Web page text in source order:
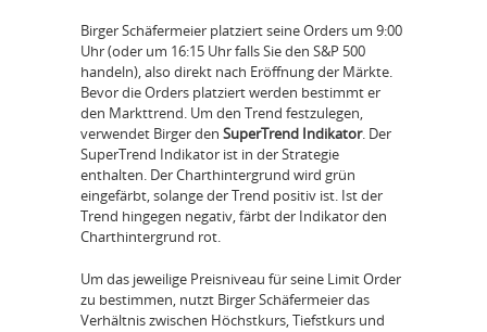
Birger Schäfermeier platziert seine Orders um 9:00
Uhr (oder um 16:15 Uhr falls Sie den S&P 500
handeln), also direkt nach Eröffnung der Märkte.
Bevor die Orders platziert werden bestimmt er
den Markttrend. Um den Trend festzulegen,
verwendet Birger den SuperTrend Indikator. Der
SuperTrend Indikator ist in der Strategie
enthalten. Der Charthintergrund wird grün
eingefärbt, solange der Trend positiv ist. Ist der
Trend hingegen negativ, färbt der Indikator den
Charthintergrund rot.
Um das jeweilige Preisniveau für seine Limit Order
zu bestimmen, nutzt Birger Schäfermeier das
Verhältnis zwischen Höchstkurs, Tiefstkurs und